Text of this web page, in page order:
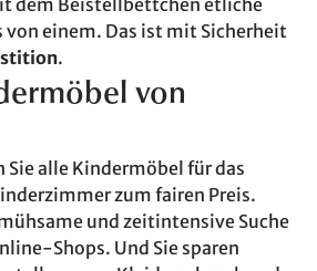
dem Beistellbettchen etliche
von einem. Das ist mit Sicherheit
.
von
alle Kindermöbel für das
zum fairen Preis.
und zeitintensive Suche
Shops. Und Sie sparen